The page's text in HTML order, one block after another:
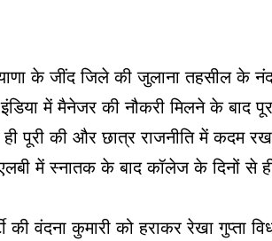
के जींद जिले की जुलाना तहसील के
में मैनेजर की नौकरी मिलने के बाद
ही पूरी की और छात्र राजनीति में कदम
में स्नातक के बाद कॉलेज के दिनों से
की वंदना कुमारी को हराकर रेखा गुप्ता